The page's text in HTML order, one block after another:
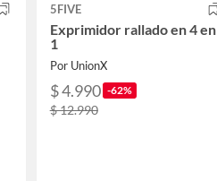
5FIVE
Exprimidor rallado en 4 en
1
Por UnionX
$ 4.990 -62%
$ 12.990